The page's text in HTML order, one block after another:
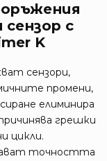
с
K
сензори,
промени,
елиминира
грешки
цикли.
точността